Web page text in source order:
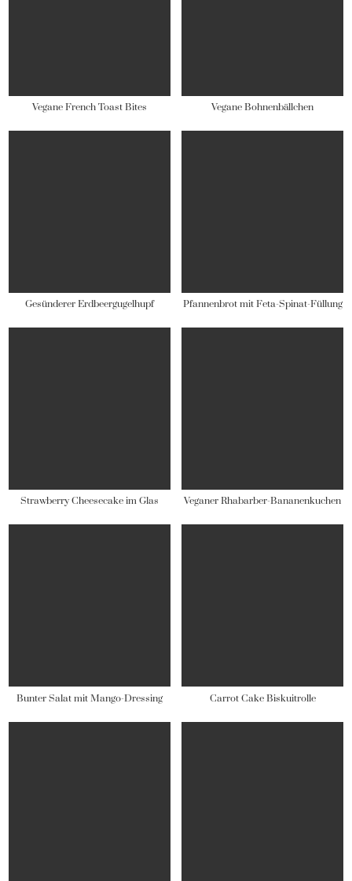
Vegane French Toast Bites Vegane Bohnenbällchen
Gesünderer Erdbeergugelhupf Pfannenbrot mit Feta-Spinat-Füllung
Strawberry Cheesecake im Glas Veganer Rhabarber-Bananenkuchen
Bunter Salat mit Mango-Dressing Carrot Cake Biskuitrolle